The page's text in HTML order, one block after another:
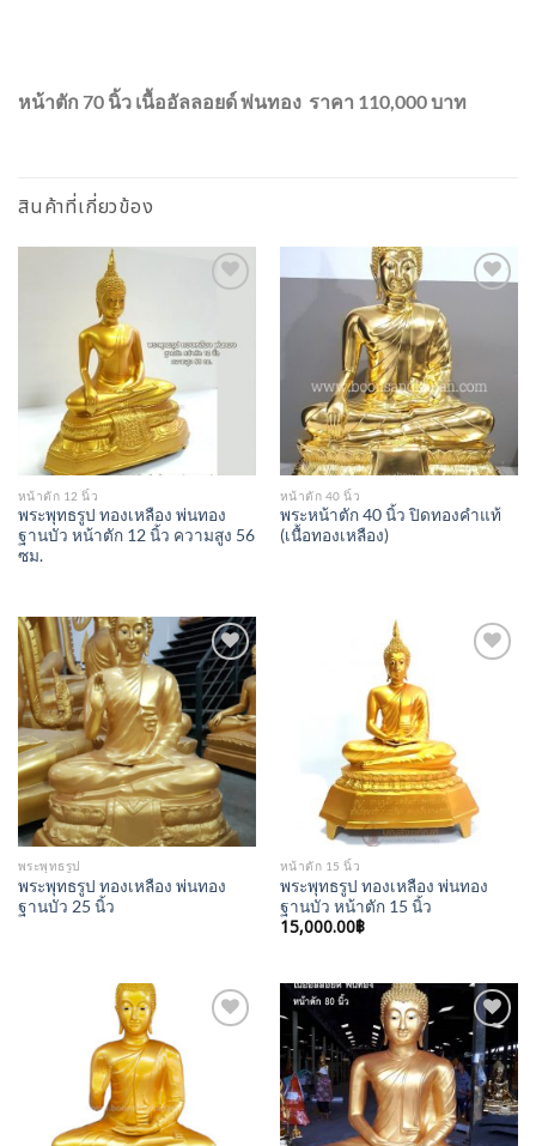
หน้าตัก 70 นิ้ว เนื้ออัลลอยด์ พ่นทอง ราคา 110,000 บาท
สินค้าที่เกี่ยวข้อง
หน้าตัก 12 นิ้ว
พระพุทธรูป ทองเหลือง พ่นทอง
ฐานบัว หน้าตัก 12 นิ้ว ความสูง 56
ซม.
หน้าตัก 40 นิ้ว
พระหน้าตัก 40 นิ้ว ปิดทองคำแท้
(เนื้อทองเหลือง)
Add to
Wishlist
พระพุทธรูป
พระพุทธรูป ทองเหลือง พ่นทอง
ฐานบัว 25 นิ้ว
หน้าตัก 15 นิ้ว
พระพุทธรูป ทองเหลือง พ่นทอง
ฐานบัว หน้าตัก 15 นิ้ว
15,000.00฿
Add to
Wishlist